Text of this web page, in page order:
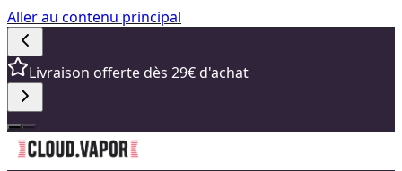
Aller au contenu principal
Livraison offerte dès 29€ d'achat